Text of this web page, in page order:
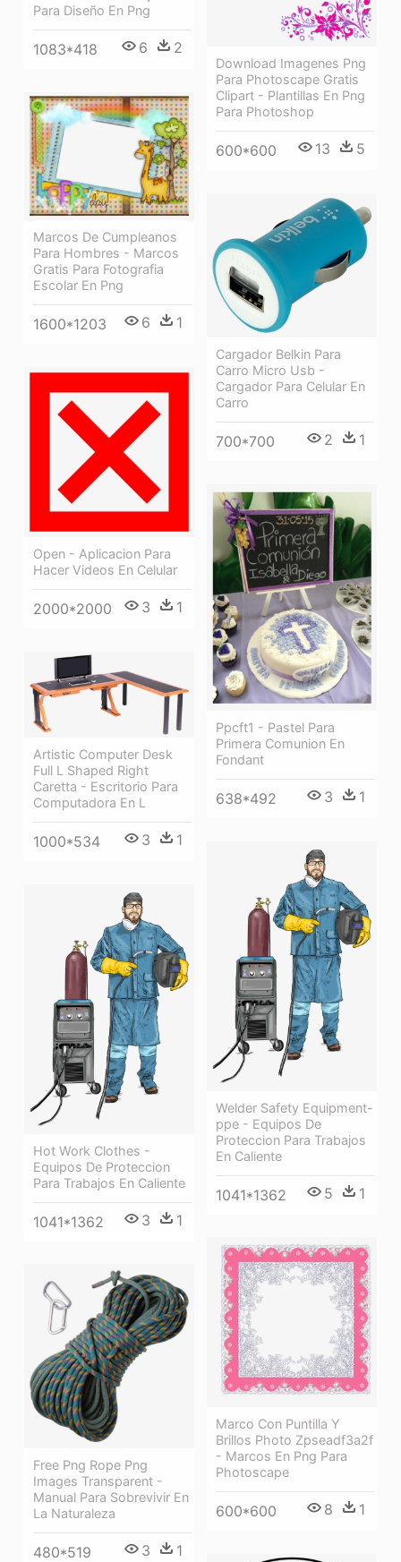
Download Imagenes Png
Para Photoscape Gratis
Clipart - Plantillas En Png
Para Photoshop
600*600 13 5
Para Diseño En Png
1083*418 6 2
Marcos De Cumpleanos
Para Hombres - Marcos
Gratis Para Fotografia
Escolar En Png
1600*1203 6 1
Cargador Belkin Para
Carro Micro Usb -
Cargador Para Celular En
Carro
700*700 2 1
Open - Aplicacion Para
Hacer Videos En Celular
2000*2000 3 1
Ppcft1 - Pastel Para
Primera Comunion En
Fondant
638*492 3 1
Artistic Computer Desk
Full L Shaped Right
Caretta - Escritorio Para
Computadora En L
1000*534 3 1
Welder Safety Equipment-
ppe - Equipos De
Proteccion Para Trabajos
En Caliente
1041*1362 5 1
Hot Work Clothes -
Equipos De Proteccion
Para Trabajos En Caliente
1041*1362 3 1
Marco Con Puntilla Y
Brillos Photo Zpseadf3a2f
- Marcos En Png Para
Photoscape
600*600 8 1
Free Png Rope Png
Images Transparent -
Manual Para Sobrevivir En
La Naturaleza
480*519 3 1